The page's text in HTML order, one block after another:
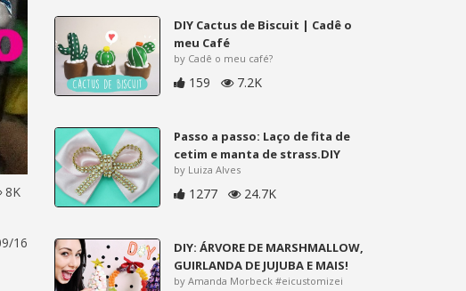
8K
16
DIY Cactus de Biscuit | Cadê o
meu Café
by Cadê o meu café?
159 7.2K
Passo a passo: Laço de fita de
cetim e manta de strass.DIY
by Luiza Alves
1277 24.7K
DIY: ÁRVORE DE MARSHMALLOW,
GUIRLANDA DE JUJUBA E MAIS!
by Amanda Morbeck #eicustomizei